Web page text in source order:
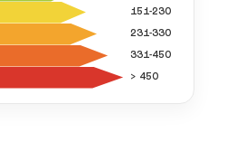
151-230
231-330
331-450
> 450